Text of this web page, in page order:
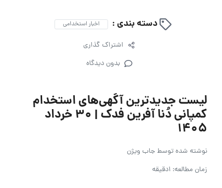
دسته بندی : اخبار استخدامی
اشتراک گذاری
بدون دیدگاه
لیست جدیدترین آگهی‌های استخدام
کمپانی دُنا آفرین فدک | ۳۰ خرداد
۱۴۰۵
نوشته شده توسطجاب ویژن
زمان مطالعه: 1دقیقه